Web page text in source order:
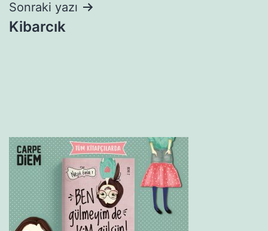
Sonraki yazı
Kibarcık